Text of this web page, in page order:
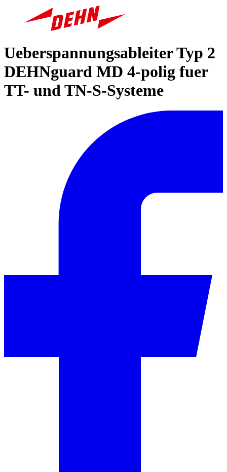
Ueberspannungsableiter Typ 2
DEHNguard MD 4-polig fuer
TT- und TN-S-Systeme